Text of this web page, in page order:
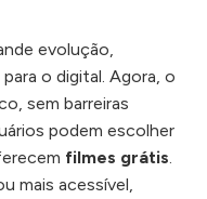
evolução,
o digital. Agora, o
sem barreiras
podem escolher
filmes grátis.
mais acessível,